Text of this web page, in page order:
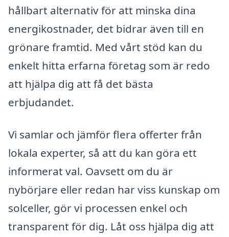
hållbart alternativ för att minska dina
energikostnader, det bidrar även till en
grönare framtid. Med vårt stöd kan du
enkelt hitta erfarna företag som är redo
att hjälpa dig att få det bästa
erbjudandet.
Vi samlar och jämför flera offerter från
lokala experter, så att du kan göra ett
informerat val. Oavsett om du är
nybörjare eller redan har viss kunskap om
solceller, gör vi processen enkel och
transparent för dig. Låt oss hjälpa dig att